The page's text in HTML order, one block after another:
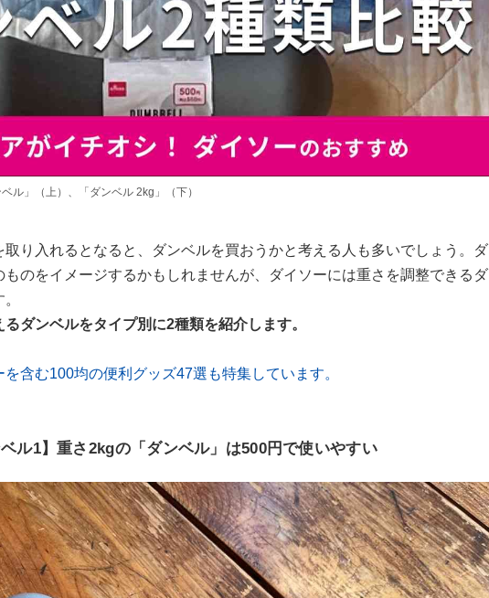
ル」（上）、「ダンベル 2kg」（下）
り入れるとなると、ダンベルを買おうかと考える人も多いでしょう。ダ
ものをイメージするかもしれませんが、ダイソーには重さを調整できるダ
ダンベルをタイプ別に2種類を紹介します。
含む100均の便利グッズ47選も特集しています。
ベル1】重さ2kgの「ダンベル」は500円で使いやすい